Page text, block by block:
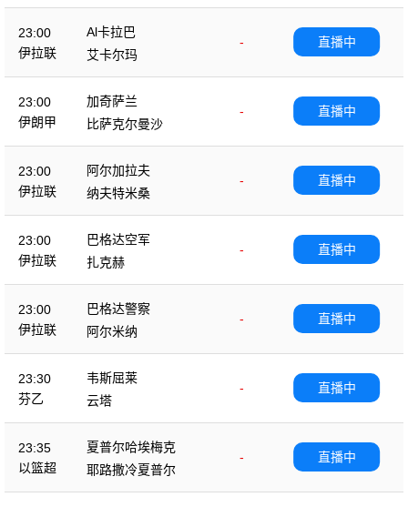
23:00
伊拉联
Al卡拉巴
-
艾卡尔玛
直播中
23:00
伊朗甲
加奇萨兰
-
比萨克尔曼沙
直播中
23:00
伊拉联
阿尔加拉夫
-
纳夫特米桑
直播中
23:00
伊拉联
巴格达空军
-
扎克赫
直播中
23:00
伊拉联
巴格达警察
-
阿尔米纳
直播中
23:30
芬乙
韦斯屈莱
-
云塔
直播中
23:35
以篮超
夏普尔哈埃梅克
-
耶路撒冷夏普尔
直播中